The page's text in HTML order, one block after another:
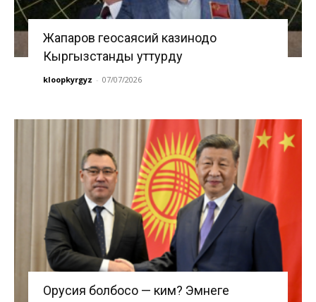
Жапаров геосаясий казинодо
Кыргызстанды уттурду
kloopkyrgyz - 07/07/2026
Орусия болбосо — ким? Эмнеге